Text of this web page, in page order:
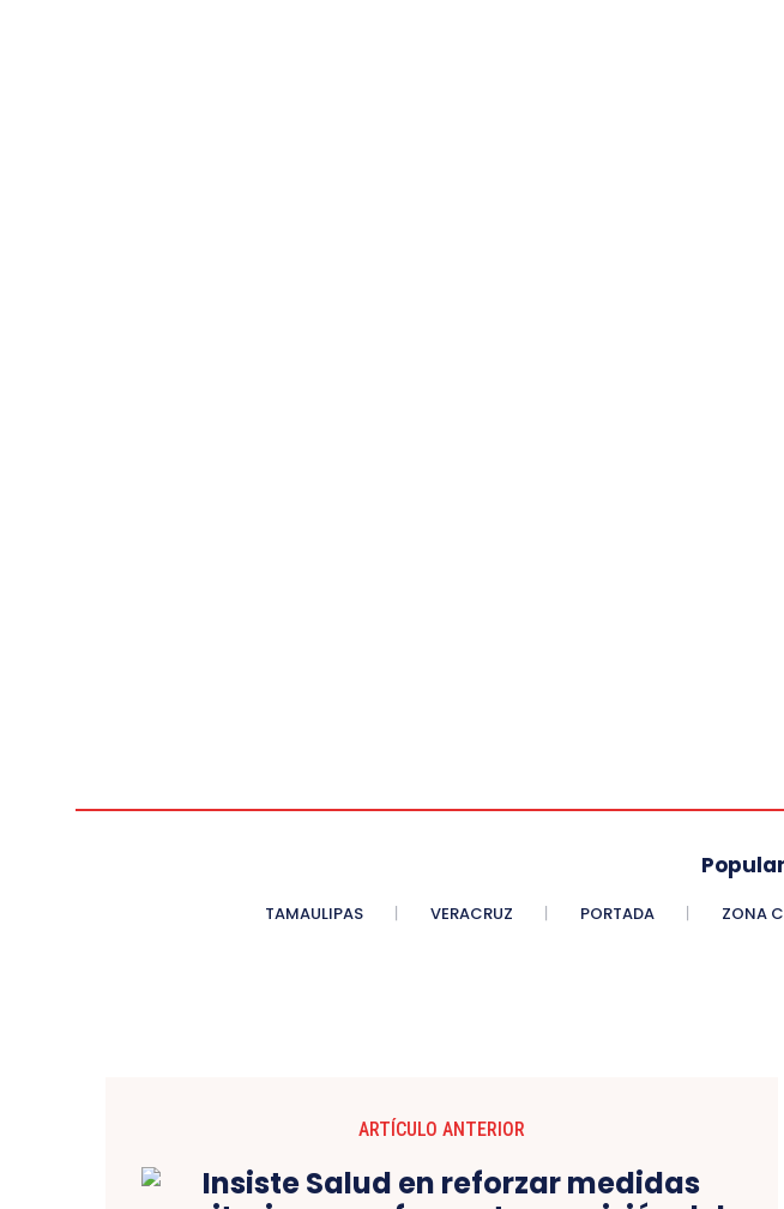
TAMAULIPAS VERACRUZ PORTADA ZONA
ARTÍCULO ANTERIOR